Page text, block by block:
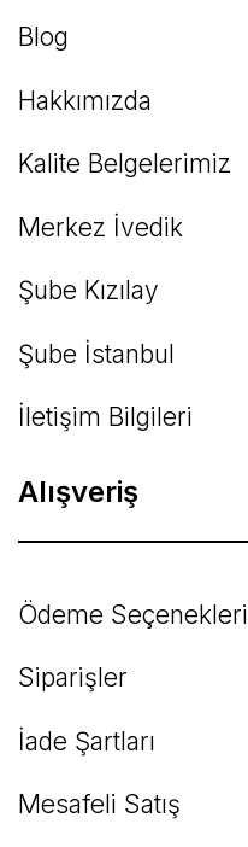
Blog
Hakkımızda
Kalite Belgelerimiz
Merkez İvedik
Şube Kızılay
Şube İstanbul
İletişim Bilgileri
Alışveriş
Ödeme Seçenekleri
Siparişler
İade Şartları
Mesafeli Satış